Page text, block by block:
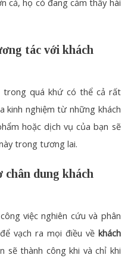
tác với khách
trong quá khứ có thể cả rất
kinh nghiệm từ những khách
hoặc dịch vụ của bạn sẽ
trong tương lai.
chân dung khách
việc nghiên cứu và phân
vạch ra mọi điều về khách
sẽ thành công khi và chỉ khi